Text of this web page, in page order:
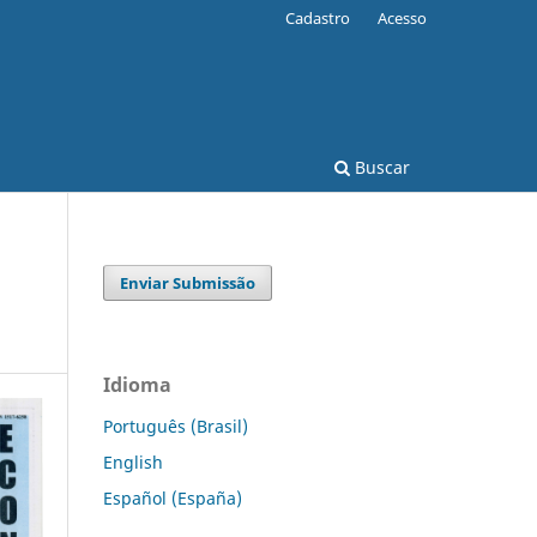
Buscar
Cadastro Acesso
Enviar Submissão
Idioma
Português (Brasil)
English
Español (España)